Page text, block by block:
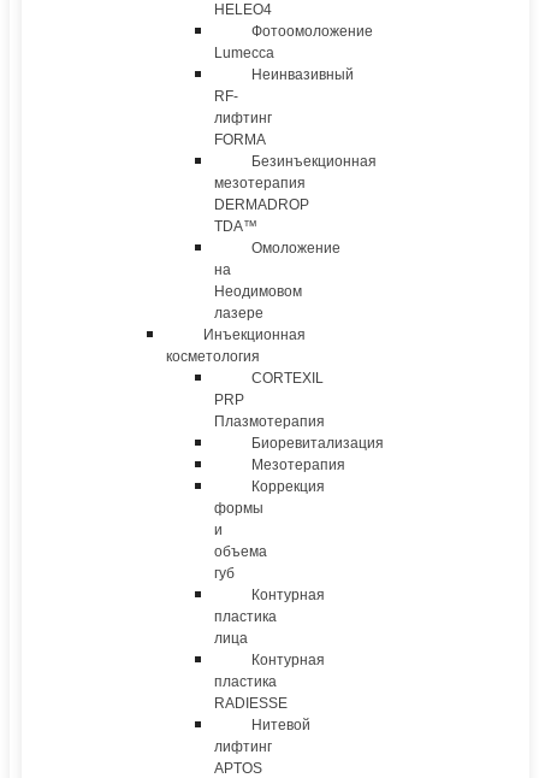
HELEO4
Фотоомоложение
Lumecca
Неинвазивный
RF-
лифтинг
FORMA
Безинъекционная
мезотерапия
DERMADROP
TDA™
Омоложение
на
Неодимовом
лазере
Инъекционная
косметология
CORTEXIL
PRP
Плазмотерапия
Биоревитализация
Мезотерапия
Коррекция
формы
и
объема
губ
Контурная
пластика
лица
Контурная
пластика
RADIESSE
Нитевой
лифтинг
APTOS